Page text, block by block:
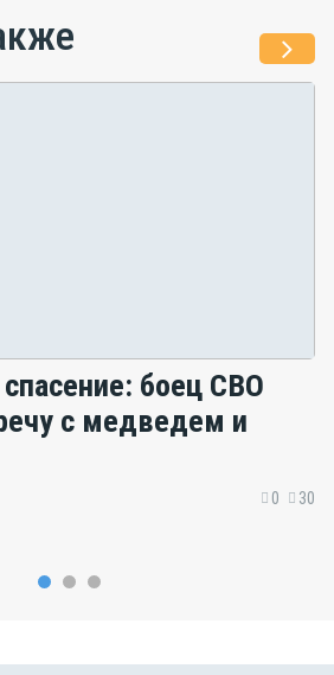
боец СВО
с медведем и
0 30